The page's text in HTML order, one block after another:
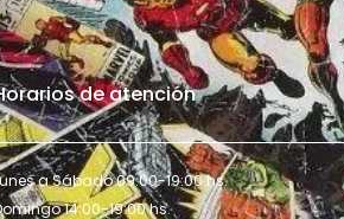
de atención
a Sábado 09:00-19:00 hs.
14:00-19:00 hs.